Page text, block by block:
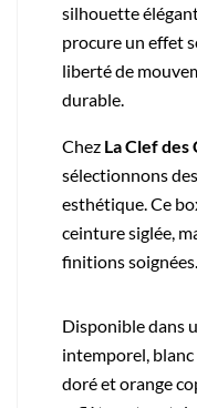
silhouette
procure un effet
liberté de
durable.
Chez La Clef des
sélectionnons
esthétique. Ce
ceinture siglée,
finitions soignées.
Disponible dans
intemporel, blanc
doré et orange